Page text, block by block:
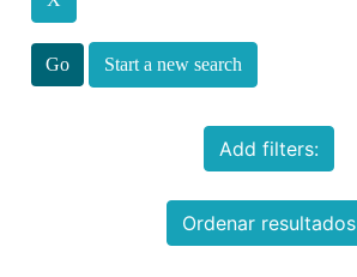
Start a new search
Add filters:
Ordenar resultados